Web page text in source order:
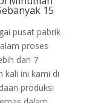
15
pusat pabrik
proses
dari 7
kali ini kami di
produksi